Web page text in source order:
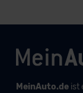
MeinAuto.deist